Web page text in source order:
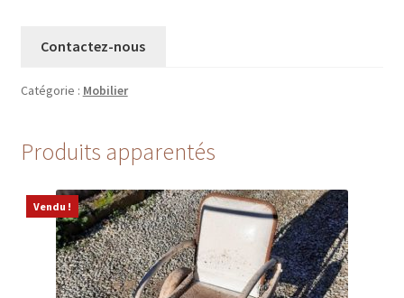
Contactez-nous
Catégorie : Mobilier
Produits apparentés
Vendu !